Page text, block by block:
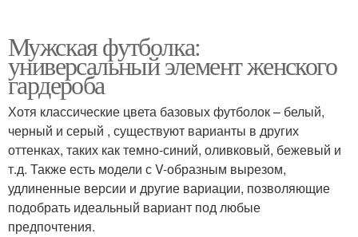
Мужская футболка:
универсальный элемент женского
гардероба
Хотя классические цвета базовых футболок – белый,
черный и серый , существуют варианты в других
оттенках, таких как темно-синий, оливковый, бежевый и
т.д. Также есть модели с V-образным вырезом,
удлиненные версии и другие вариации, позволяющие
подобрать идеальный вариант под любые
предпочтения.